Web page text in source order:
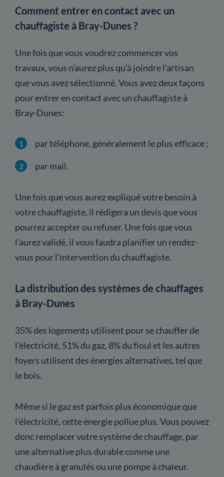
Comment entrer en contact avec un
chauffagiste à Bray-Dunes ?
Une fois que vous voudrez commencer vos
travaux, vous n'aurez plus qu'à joindre l'artisan
que vous avez sélectionné. Vous avez deux façons
pour entrer en contact avec un chauffagiste à
Bray-Dunes:
par téléphone, généralement le plus efficace ;
par mail.
Une fois que vous aurez expliqué votre besoin à
votre chauffagiste, il rédigera un devis que vous
pourrez accepter ou refuser. Une fois que vous
l'aurez validé, il vous faudra planifier un rendez-
vous pour l'intervention du chauffagiste.
La distribution des systèmes de chauffages
à Bray-Dunes
35% des logements utilisent pour se chauffer de
l'électricité, 51% du gaz, 8% du fioul et les autres
foyers utilisent des énergies alternatives, tel que
le bois.
Même si le gaz est parfois plus économique que
l'électricité, cette énergie pollue plus. Vous pouvez
donc remplacer votre système de chauffage, par
une alternative plus durable comme une
chaudière à granulés ou une pompe à chaleur.